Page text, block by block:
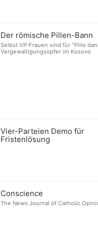
Der römische Pillen-Bann
Selbst VP-Frauen sind für "Pille
Vergewaltigungsopfer im Kosovo
Vier-Parteien Demo für
Fristenlösung
Conscience
The News Journal of Catholic